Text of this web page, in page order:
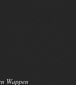
Wappen